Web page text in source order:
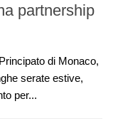
partnership
di Monaco,
serate estive,
per...